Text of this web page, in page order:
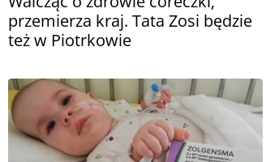
przemierza kraj. Tata Zosi będzie
też w Piotrkowie